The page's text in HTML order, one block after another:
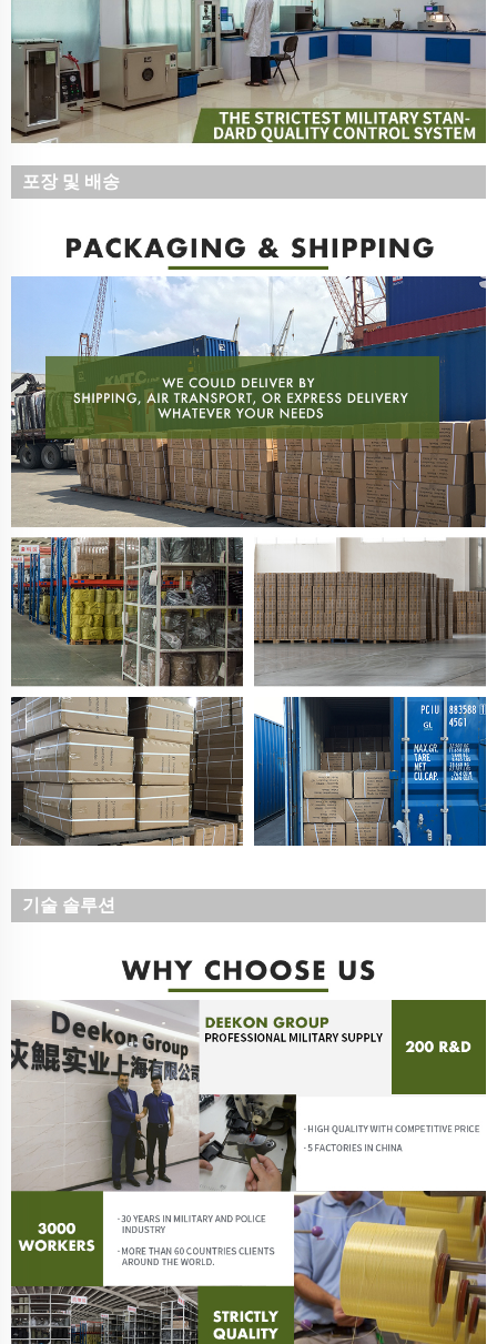
포장 및 배송
기술 솔루션